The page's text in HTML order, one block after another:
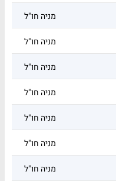
מניה חו"ל
מניה חו"ל
מניה חו"ל
מניה חו"ל
מניה חו"ל
מניה חו"ל
מניה חו"ל